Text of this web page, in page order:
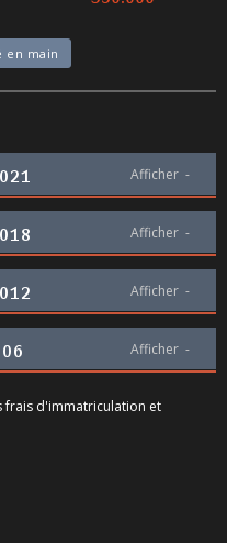
en main
Afficher -
Afficher -
Afficher -
Afficher -
frais d'immatriculation et